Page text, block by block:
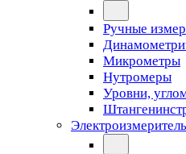
Ручные
Микрометры
Нутромеры
Уровни,